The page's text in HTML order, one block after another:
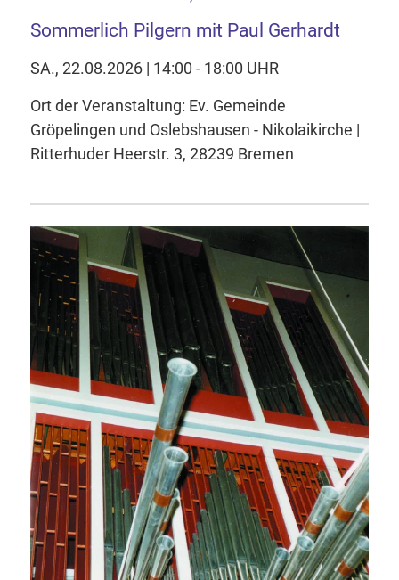
Sommerlich Pilgern mit Paul Gerhardt
SA., 22.08.2026 | 14:00 - 18:00 UHR
Ort der Veranstaltung: Ev. Gemeinde
Gröpelingen und Oslebshausen - Nikolaikirche |
Ritterhuder Heerstr. 3, 28239 Bremen